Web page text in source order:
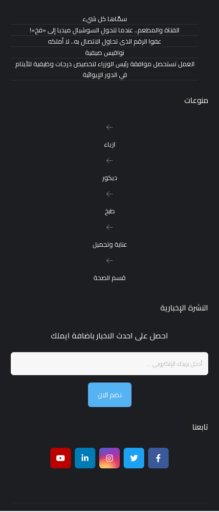
سمَّاها كل شيء
الفتاة والمطعم.. عندما تتحول السوشيال ميديا إلى «فخ»!
عفوا الرقم الذى تحاول الاتصال به.. لا أملكه
نواقيس صيفية
العمل تستحصل موافقة رئيس الوزراء لتخصيص درجات وظيفية للأيتام
في الدور الإيوائية
منوعات
ازياء
ديكور
طبخ
عناية وتجميل
قسم الصحة
النشرة الإخبارية
احصل على احدث الاخبار باضافة ايملك
نضم الان
تابعنا